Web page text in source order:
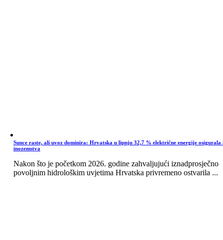
Sunce raste, ali uvoz dominira: Hrvatska u lipnju 32,7 % električne energije osigurala
inozemstva
Nakon što je početkom 2026. godine zahvaljujući iznadprosječno
povoljnim hidrološkim uvjetima Hrvatska privremeno ostvarila ...